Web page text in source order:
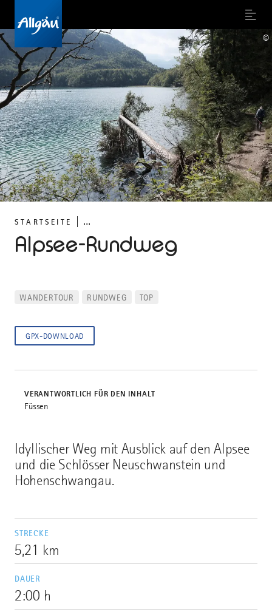
Menu
STARTSEITE ...
Alpsee-Rundweg
©
Idyllischer Weg mit Ausblick auf den Alpsee
und die Schlösser Neuschwanstein und
Hohenschwangau.
STRECKE
5,21 km
DAUER
2:00 h
WANDERTOUR RUNDWEG TOP
GPX-DOWNLOAD
VERANTWORTLICH FÜR DEN INHALT
Füssen